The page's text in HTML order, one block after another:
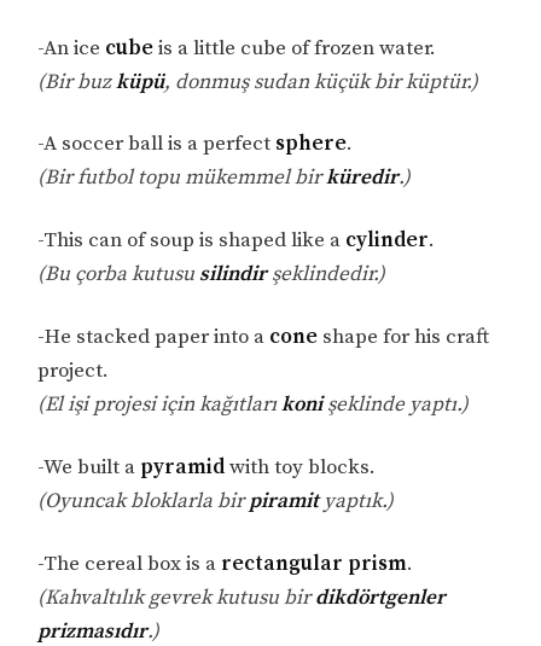
-An ice cubeis a little cube of frozen water.
(Bir buzküpü, donmuş sudan küçük bir küptür.)
-A soccer ball is a perfect sphere.
(Bir futbol topu mükemmel birküredir.)
-This can of soup is shaped like a cylinder.
(Bu çorba kutusu silindirşeklindedir.)
-He stacked paper into a cone shape for his craft
project.
(El işi projesi için kağıtlarıkonişeklinde yaptı.)
-We built a pyramidwith toy blocks.
(Oyuncak bloklarla birpiramityaptık.)
-The cereal box is a rectangular prism.
(Kahvaltılık gevrek kutusu birdikdörtgenler
prizmasıdır.)